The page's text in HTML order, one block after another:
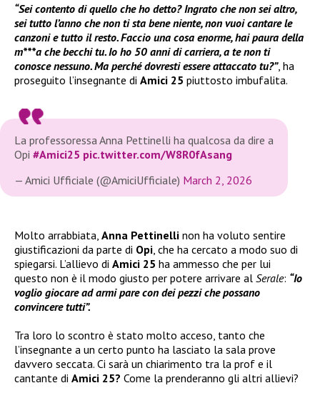
“Sei contento di quello che ho detto? Ingrato che non sei altro,
sei tutto l’anno che non ti sta bene niente, non vuoi cantare le
canzoni e tutto il resto. Faccio una cosa enorme, hai paura della
m***a che becchi tu. Io ho 50 anni di carriera, a te non ti
conosce nessuno. Ma perché dovresti essere attaccato tu?”, ha
proseguito l’insegnante di Amici 25 piuttosto imbufalita.
La professoressa Anna Pettinelli ha qualcosa da dire a
Opi #Amici25 pic.twitter.com/W8R0fAsang
— Amici Ufficiale (@AmiciUfficiale) March 2, 2026
Molto arrabbiata, Anna Pettinelli non ha voluto sentire
giustificazioni da parte di Opi , che ha cercato a modo suo di
spiegarsi. L’allievo di Amici 25 ha ammesso che per lui
questo non è il modo giusto per potere arrivare al Serale: “Io
voglio giocare ad armi pare con dei pezzi che possano
convincere tutti”.
Tra loro lo scontro è stato molto acceso, tanto che
l’insegnante a un certo punto ha lasciato la sala prove
davvero seccata. Ci sarà un chiarimento tra la prof e il
cantante di Amici 25? Come la prenderanno gli altri allievi?